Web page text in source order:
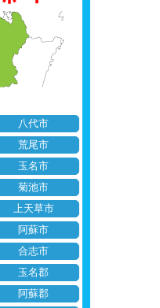
八代市
荒尾市
玉名市
菊池市
上天草市
阿蘇市
合志市
玉名郡
阿蘇郡